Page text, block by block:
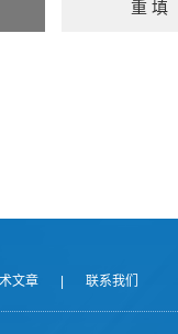
文章 联系我们